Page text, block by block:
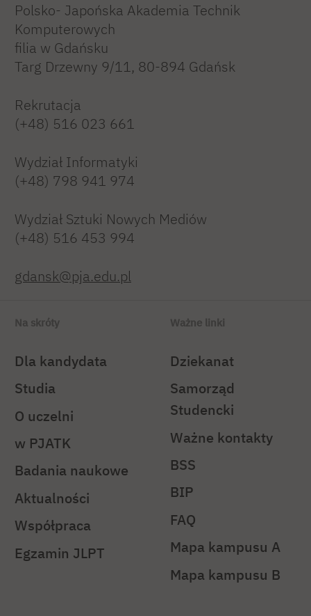
Polsko- Japońska Akademia Technik
Komputerowych
filia w Gdańsku
Targ Drzewny 9/11, 80-894 Gdańsk
Rekrutacja
(+48) 516 023 661
Wydział Informatyki
(+48) 798 941 974
Wydział Sztuki Nowych Mediów
(+48) 516 453 994
gdansk@pja.edu.pl
Na skróty
Dla kandydata
Studia
O uczelni
w PJATK
Badania naukowe
Aktualności
Współpraca
Egzamin JLPT
Ważne linki
Dziekanat
Samorząd
Studencki
Ważne kontakty
BSS
BIP
FAQ
Mapa kampusu A
Mapa kampusu B